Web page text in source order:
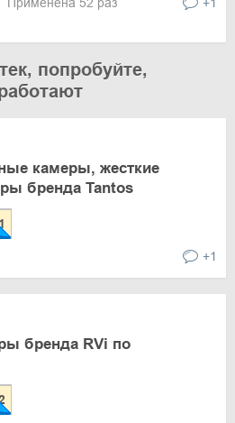
попробуйте,
камеры, жесткие
бренда Tantos
+1
бренда RVi по